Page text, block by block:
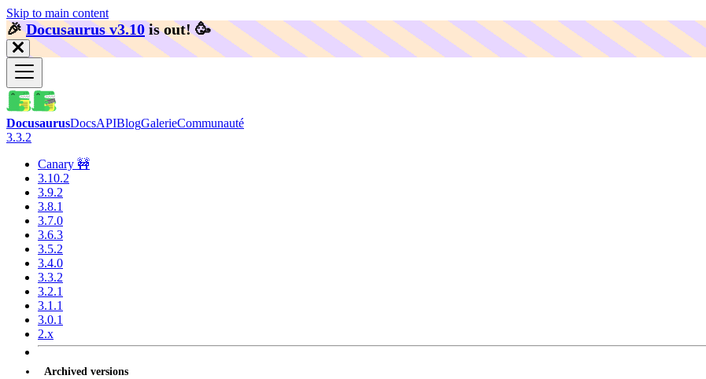
Skip to main content
🎉️Docusaurus v3.10 is out! 🥳️
DocusaurusDocsAPIBlogGalerieCommunauté
3.3.2
Canary 🚧
3.10.2
3.9.2
3.8.1
3.7.0
3.6.3
3.5.2
3.4.0
3.3.2
3.2.1
3.1.1
3.0.1
2.x
Archived versions